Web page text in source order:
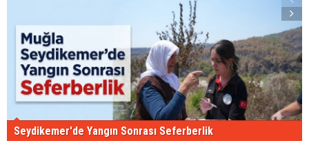
Seydikemer'de Yangın Sonrası Seferberlik